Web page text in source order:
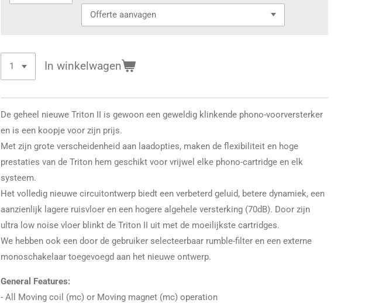
In winkelwagen
De geheel nieuwe Triton II is gewoon een geweldig klinkende phono-voorversterker
en is een koopje voor zijn prijs.
Met zijn grote verscheidenheid aan laadopties, maken de flexibiliteit en hoge
prestaties van de Triton hem geschikt voor vrijwel elke phono-cartridge en elk
systeem.
Het volledig nieuwe circuitontwerp biedt een verbeterd geluid, betere dynamiek, een
aanzienlijk lagere ruisvloer en een hogere algehele versterking (70dB). Door zijn
ultra low noise vloer blinkt de Triton II uit met de moeilijkste cartridges.
We hebben ook een door de gebruiker selecteerbaar rumble-filter en een externe
monoschakelaar toegevoegd aan het nieuwe ontwerp.
General Features:
- All Moving coil (mc) or Moving magnet (mc) operation